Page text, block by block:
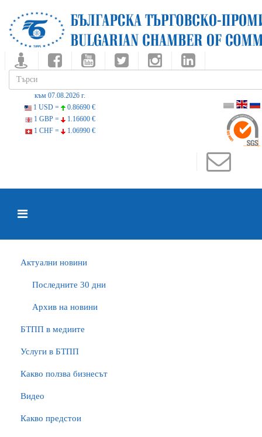
към 07.08.2026 г.
1 USD =
0.86690 €
1 GBP =
1.16600 €
1 CHF =
1.06990 €
Актуални новини
Последните 30 дни
Архив на новини
БTПП в медиите
Услуги в БТПП
Какво ползва бизнесът
Видео
Какво предстои